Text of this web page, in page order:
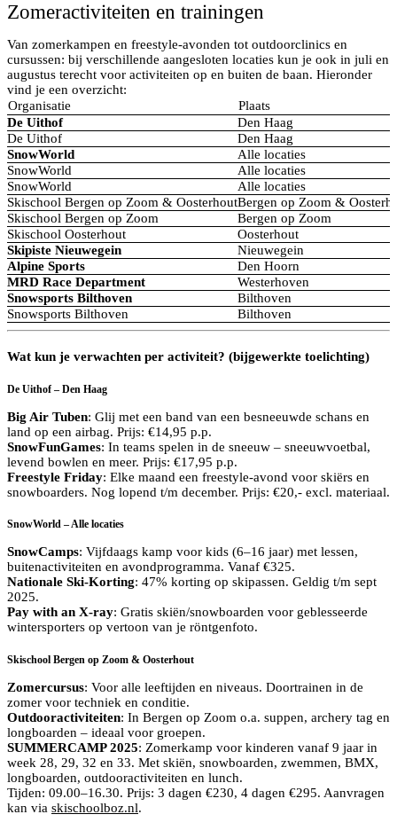
Zomeractiviteiten en trainingen
Van zomerkampen en freestyle-avonden tot outdoorclinics en
cursussen: bij verschillende aangesloten locaties kun je ook in juli en
augustus terecht voor activiteiten op en buiten de baan. Hieronder
vind je een overzicht:
Organisatie
Plaats
De Uithof
Den Haag
De Uithof
Den Haag
SnowWorld
Alle locaties
SnowWorld
Alle locaties
SnowWorld
Alle locaties
Skischool Bergen op Zoom & OosterhoutBergen op Zoom &
Skischool Bergen op Zoom
Bergen op Zoom
Skischool Oosterhout
Oosterhout
Skipiste Nieuwegein
Nieuwegein
Alpine Sports
Den Hoorn
MRD Race Department
Westerhoven
Snowsports Bilthoven
Bilthoven
Snowsports Bilthoven
Bilthoven
Wat kun je verwachten per activiteit? (bijgewerkte toelichting)
De Uithof – Den Haag
Big Air Tuben: Glij met een band van een besneeuwde schans en
land op een airbag. Prijs: €14,95 p.p.
SnowFunGames: In teams spelen in de sneeuw – sneeuwvoetbal,
levend bowlen en meer. Prijs: €17,95 p.p.
Freestyle Friday: Elke maand een freestyle-avond voor skiërs en
snowboarders. Nog lopend t/m december. Prijs: €20,- excl. materiaal.
SnowWorld – Alle locaties
SnowCamps: Vijfdaags kamp voor kids (6–16 jaar) met lessen,
buitenactiviteiten en avondprogramma. Vanaf €325.
Nationale Ski-Korting: 47% korting op skipassen. Geldig t/m sept
2025.
Pay with an X-ray: Gratis skiën/snowboarden voor geblesseerde
wintersporters op vertoon van je röntgenfoto.
Skischool Bergen op Zoom & Oosterhout
Zomercursus: Voor alle leeftijden en niveaus. Doortrainen in de
zomer voor techniek en conditie.
Outdooractiviteiten: In Bergen op Zoom o.a. suppen, archery tag en
longboarden – ideaal voor groepen.
SUMMERCAMP 2025: Zomerkamp voor kinderen vanaf 9 jaar in
week 28, 29, 32 en 33. Met skiën, snowboarden, zwemmen, BMX,
longboarden, outdooractiviteiten en lunch.
Tijden: 09.00–16.30. Prijs: 3 dagen €230, 4 dagen €295. Aanvragen
kan via skischoolboz.nl.